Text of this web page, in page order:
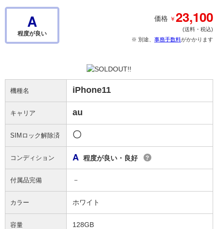
A
程度が良い
価格 ￥23,100
(送料・税込)
※ 別途、 事務手数料がかかります
機種名 iPhone11
キャリア au
SIMロック解除済 〇
コンディション A 程度が良い・良好 ?
付属品完備 －
カラー ホワイト
容量 128GB